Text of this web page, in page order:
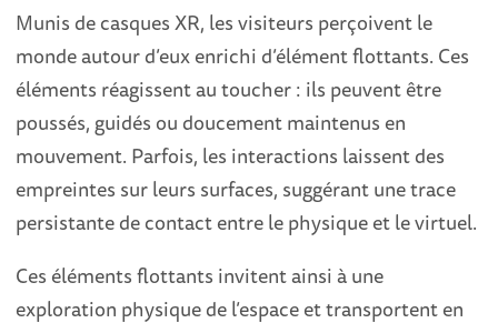
Munis de casques XR, les visiteurs perçoivent le
monde autour d’eux enrichi d’élément flottants. Ces
éléments réagissent au toucher : ils peuvent être
poussés, guidés ou doucement maintenus en
mouvement. Parfois, les interactions laissent des
empreintes sur leurs surfaces, suggérant une trace
persistante de contact entre le physique et le virtuel.
Ces éléments flottants invitent ainsi à une
exploration physique de l’espace et transportent en